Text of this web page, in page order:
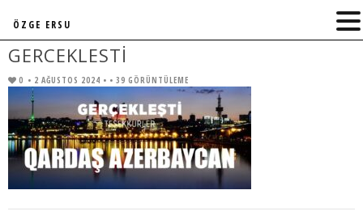
GERCEKLESTI
0 • 2 AĞUSTOS 2024 • • 39 GÖRÜNTÜLEME
ÖZGE ERSU